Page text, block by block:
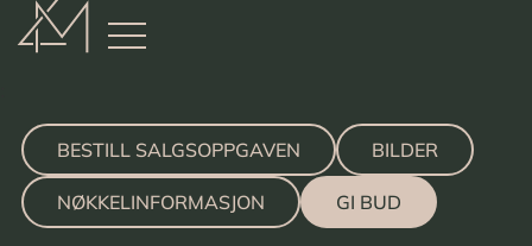
BESTILL SALGSOPPGAVEN BILDER
NØKKELINFORMASJON GI BUD